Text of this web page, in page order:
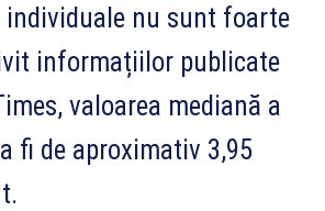
individuale nu sunt foarte
informațiilor publicate
valoarea mediană a
fi de aproximativ 3,95